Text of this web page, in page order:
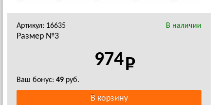
Артикул: 16635 В наличии
Размер №3
974
Ваш бонус: 49 руб.